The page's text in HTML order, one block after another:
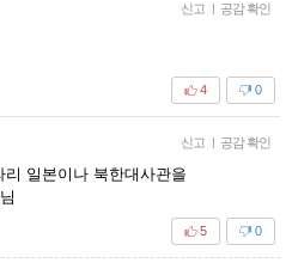
신고 | 공감 확인
0
4
신고 | 공감 확인
일본이나 북한대사관을
0
5